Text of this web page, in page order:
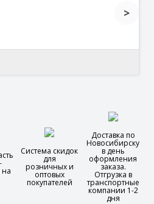
на
Система скидок
для
розничных и
оптовых
покупателей
Доставка по
Новосибирску
в день
оформления
заказа.
Отгрузка в
транспортные
компании 1-2
дня